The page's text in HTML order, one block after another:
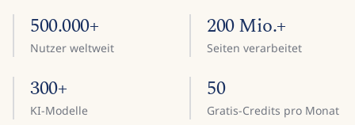
500.000+
Nutzer weltweit
200 Mio.+
Seiten verarbeitet
300+
KI-Modelle
50
Gratis-Credits pro Monat